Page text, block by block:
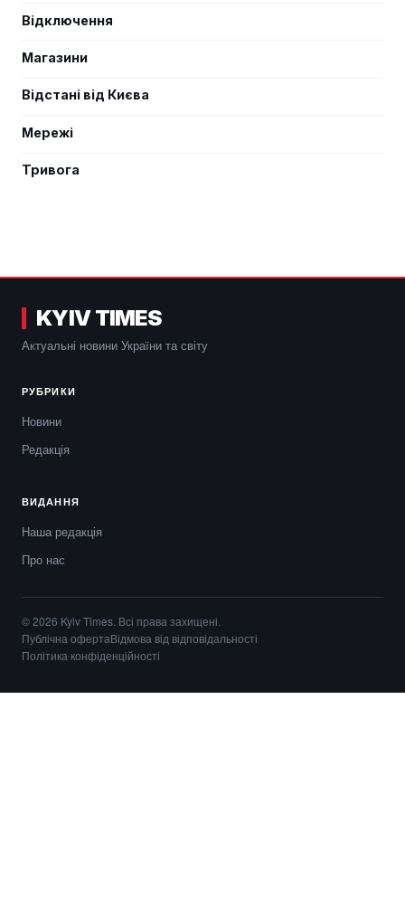
Відключення
Магазини
Відстані від Києва
Мережі
Тривога
KYIV TIMES
Актуальні новини України та світу
РУБРИКИ
Новини
Редакція
ВИДАННЯ
Наша редакція
Про нас
© 2026 Kyiv Times. Всі права захищені.
Публічна офертаВідмова від відповідальності
Політика конфіденційності